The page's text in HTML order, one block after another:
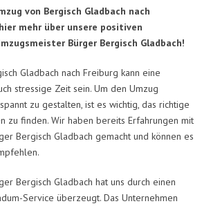
von Bergisch Gladbach nach
mehr über unsere positiven
Bürger Bergisch Gladbach!
Gladbach nach Freiburg kann eine
stressige Zeit sein. Um den Umzug
zu gestalten, ist es wichtig, das richtige
zu finden. Wir haben bereits Erfahrungen mit
Bergisch Gladbach gemacht und können es
Bergisch Gladbach hat uns durch einen
Service überzeugt. Das Unternehmen